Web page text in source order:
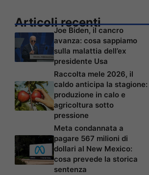
Articoli recenti
Joe Biden, il cancro
avanza: cosa sappiamo
sulla malattia dell’ex
presidente Usa
Raccolta mele 2026, il
caldo anticipa la stagione:
produzione in calo e
agricoltura sotto
pressione
Meta condannata a
pagare 567 milioni di
dollari al New Mexico:
cosa prevede la storica
sentenza